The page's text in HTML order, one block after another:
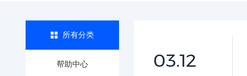
所有分类
帮助中心 03.12